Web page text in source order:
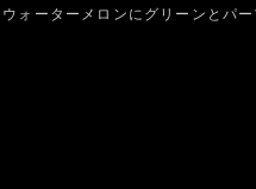
ォーターメロンにグリーンとパ